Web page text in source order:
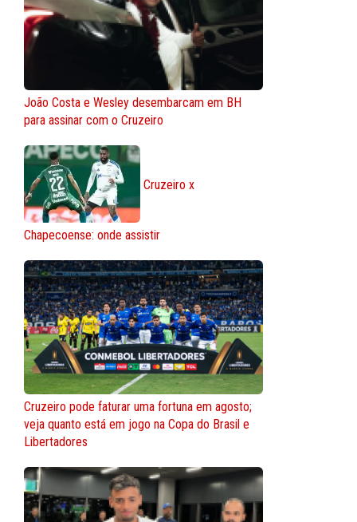
João Costa e Wesley desembarcam em BH
para assinar com o Cruzeiro
Cruzeiro x
Chapecoense: onde assistir
Cruzeiro pode faturar uma fortuna em agosto;
veja quanto está em jogo na Copa do Brasil e
Libertadores